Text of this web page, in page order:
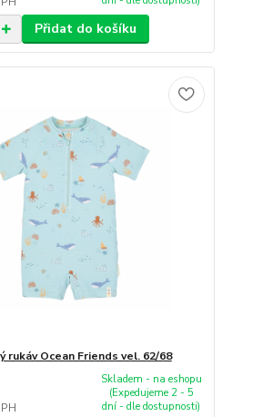
Přidat do košíku
rukáv Ocean Friends vel. 62/68
Skladem - na eshopu
(Expedujeme 2 - 5
dní - dle dostupnosti)